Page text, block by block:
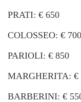
PRATI: € 650
COLOSSEO: € 700
PARIOLI: € 850
MARGHERITA: €
BARBERINI: €